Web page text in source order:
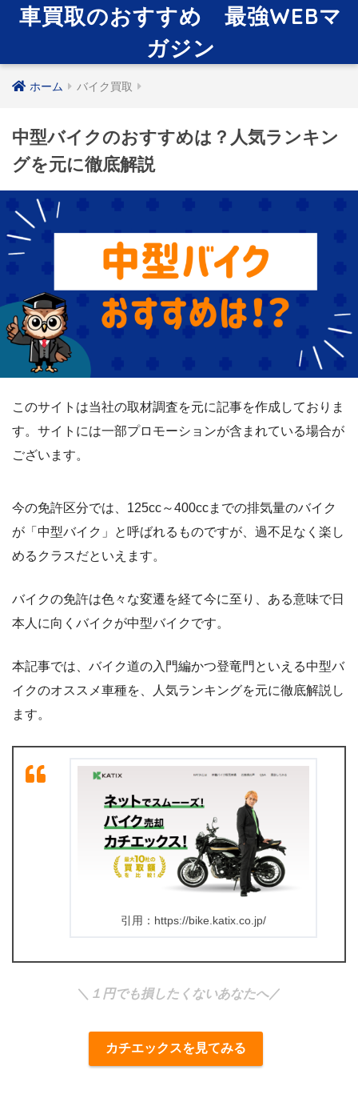
車買取のおすすめ 最強WEBマ
ガジン
ホーム バイク買取
中型バイクのおすすめは？人気ランキン
グを元に徹底解説
このサイトは当社の取材調査を元に記事を作成しておりま
す。サイトには一部プロモーションが含まれている場合が
ございます。
今の免許区分では、125cc～400ccまでの排気量のバイク
が「中型バイク」と呼ばれるものですが、過不足なく楽し
めるクラスだといえます。
バイクの免許は色々な変遷を経て今に至り、ある意味で日
本人に向くバイクが中型バイクです。
本記事では、バイク道の入門編かつ登竜門といえる中型バ
イクのオススメ車種を、人気ランキングを元に徹底解説し
ます。
引用：https://bike.katix.co.jp/
＼ １円でも損したくないあなたへ／
カチエックスを見てみる